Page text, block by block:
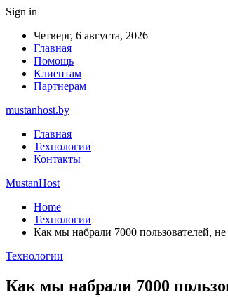
Sign in
Четверг, 6 августа, 2026
Главная
Помощь
Клиентам
Партнерам
mustanhost.by
Главная
Технологии
Контакты
MustanHost
Home
Технологии
Как мы набрали 7000 пользователей, не
Технологии
Как мы набрали 7000